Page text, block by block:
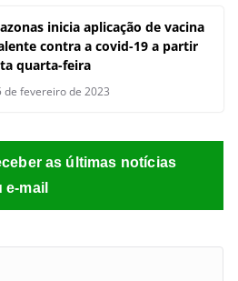
inicia aplicação de vacina
contra a covid-19 a partir
quarta-feira
de fevereiro de 2023
as últimas notícias
mail